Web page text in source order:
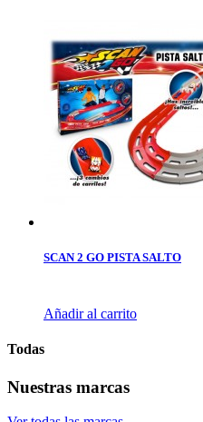
SCAN 2 GO PISTA SALTO
Añadir al carrito
Todas
Nuestras marcas